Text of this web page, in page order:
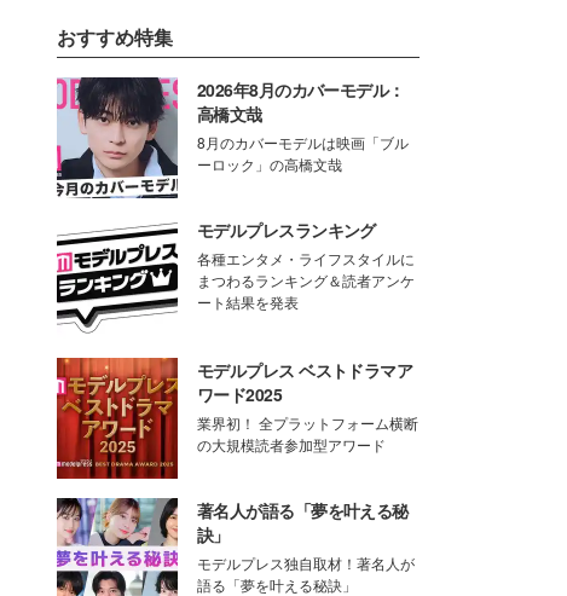
おすすめ特集
2026年8月のカバーモデル：
高橋文哉
8月のカバーモデルは映画「ブル
ーロック」の高橋文哉
モデルプレスランキング
各種エンタメ・ライフスタイルに
まつわるランキング＆読者アンケ
ート結果を発表
モデルプレス ベストドラマア
ワード2025
業界初！ 全プラットフォーム横断
の大規模読者参加型アワード
著名人が語る「夢を叶える秘
訣」
モデルプレス独自取材！著名人が
語る「夢を叶える秘訣」